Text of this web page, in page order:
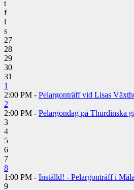
t
f
l
s
27
28
29
30
31
1
2:00 PM - Pelargonträff vid Lisas
2
2:00 PM - Pelargondag på Thurdinska
3
4
5
6
7
8
1:00 PM - Inställd! - Pelargonträff i
9